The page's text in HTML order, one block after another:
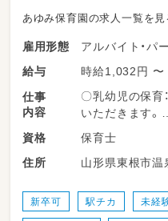
あゆみ保育園の求人一覧を見
雇用形態
アルバイト・パ
給与
時給1,032円 〜
仕事
内容
〇乳幼児の保育
いただきます。
【職場情報】
・定員：30名
ブランクのある
資格
保育士
住所
山形県東根市
新卒可 駅チカ 未経